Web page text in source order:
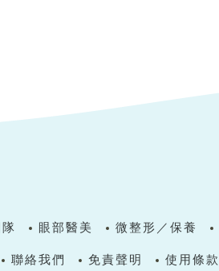
眼部醫美 微整形／保養
聯絡我們 免責聲明 使用條款